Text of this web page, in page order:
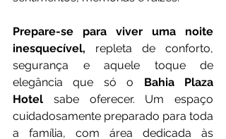
Prepare-se para viver uma noite
inesquecível, repleta de conforto,
segurança e aquele toque de
elegância que só o Bahia Plaza
Hotel sabe oferecer. Um espaço
cuidadosamente preparado para toda
a família, com área dedicada às